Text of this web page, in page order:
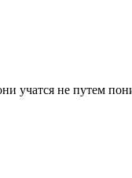
учатся не путем